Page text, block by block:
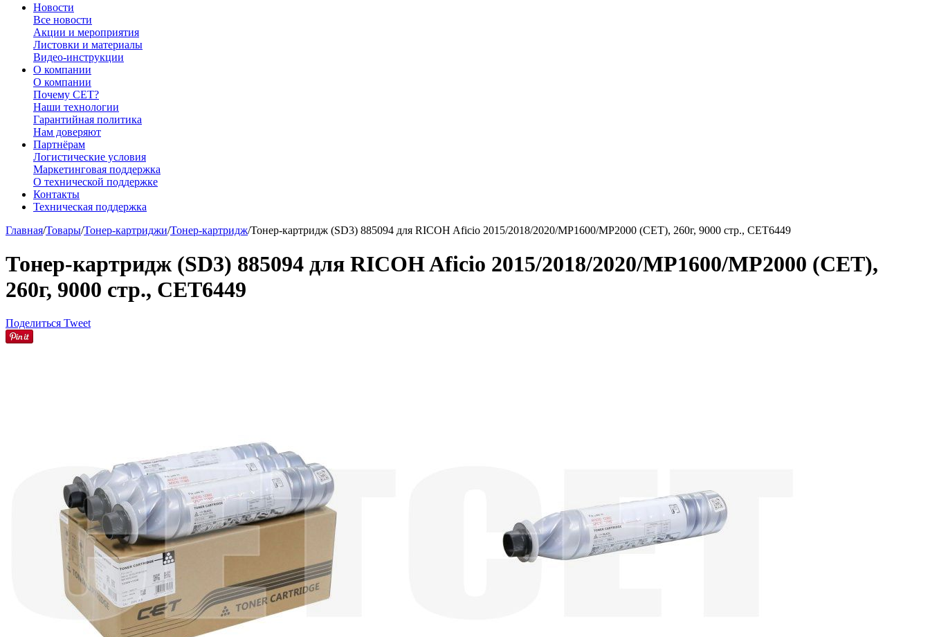
Новости
Все новости
Акции и мероприятия
Листовки и материалы
Видео-инструкции
О компании
О компании
Почему CET?
Наши технологии
Гарантийная политика
Нам доверяют
Партнёрам
Логистические условия
Маркетинговая поддержка
О технической поддержке
Контакты
Техническая поддержка
Главная/Товары/Тонер-картриджи/Тонер-картридж/Тонер-картридж (SD3) 885094 для RICOH Aficio 2015/2018/2020/MP1600/MP2000 (CET), 260г, 9000 стр., CET6449
Тонер-картридж (SD3) 885094 для RICOH Aficio 2015/2018/2020/MP1600/MP2000 (CET),
260г, 9000 стр., CET6449
Поделиться Tweet